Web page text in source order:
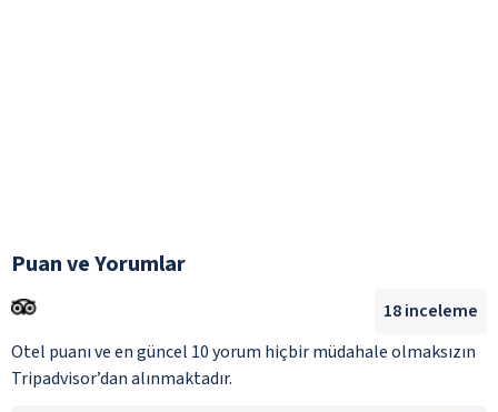
Puan ve Yorumlar
Otel puanı ve en güncel 10 yorum hiçbir müdahale olmaksızın
Tripadvisor’dan alınmaktadır.
18inceleme